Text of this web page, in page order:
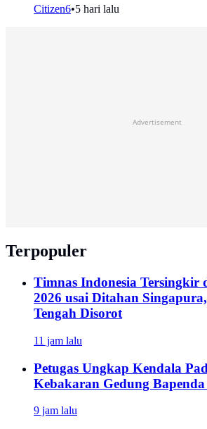
Citizen6•5 hari lalu
Advertisement
Terpopuler
Timnas Indonesia Tersingkir
2026 usai Ditahan
Tengah Disorot
11 jam lalu
Petugas Ungkap Kendala
Kebakaran Gedung
9 jam lalu